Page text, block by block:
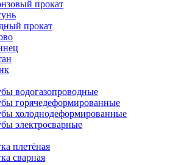
прокат
прокат
водогазопроводные
горячедеформированные
холоднодеформированные
электросварные
плетёная
сварная